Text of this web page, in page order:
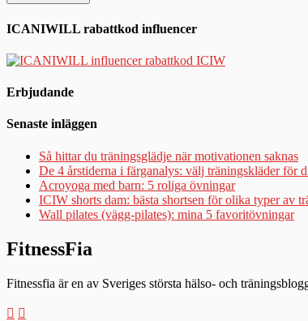
ICANIWILL rabattkod influencer
Erbjudande
Senaste inläggen
Så hittar du träningsglädje när motivationen saknas
De 4 årstiderna i färganalys: välj träningskläder för
Acroyoga med barn: 5 roliga övningar
ICIW shorts dam: bästa shortsen för olika typer av
Wall pilates (vägg-pilates): mina 5 favoritövningar
FitnessFia
Fitnessfia är en av Sveriges största hälso- och